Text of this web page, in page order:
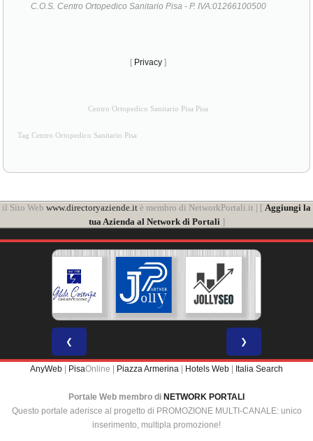
C.O.S. Centro Ortopedico Sanitario Pisa - P. IVA:01266100500
[ Privacy ]
Centro Ortopedico Sanitario Pisa Pisa
Tag Centro Ortopedico Sanitario Pisa
il Sito Web www.directoryaziende.it è membro di NetworkPortali.it | [ Aggiungi la
tua Azienda al Network di Portali ]
❮ ❯
AnyWeb PisaOnline | Piazza Armerina Hotels Web Italia Search
Portale Web membro di NETWORK PORTALI
Questo portale aderisce al progetto di PROMOZIONE MULTI-CANALE: unico
inserimento, multipla promozione!